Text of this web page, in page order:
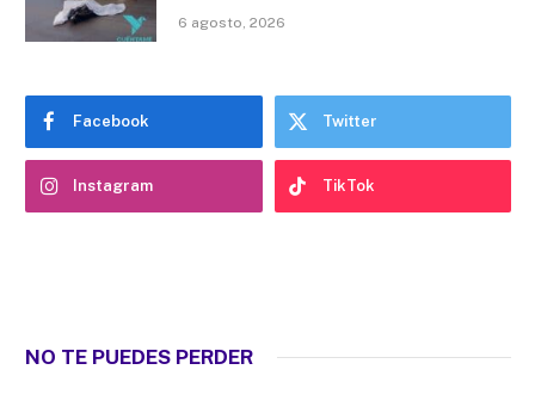
6 agosto, 2026
Facebook Twitter
Instagram TikTok
NO TE PUEDES PERDER